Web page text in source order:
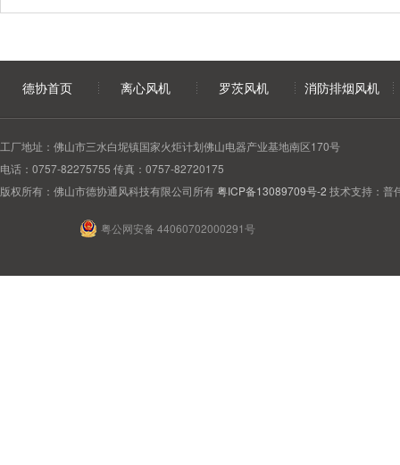
德协首页 离心风机 罗茨风机 消防排烟风机
工厂地址：佛山市三水白坭镇国家火炬计划佛山电器产业基地南区170号
电话：0757-82275755 传真：0757-82720175
版权所有：佛山市德协通风科技有限公司所有粤ICP备13089709号-2 技术支持：普
粤公网安备 44060702000291号